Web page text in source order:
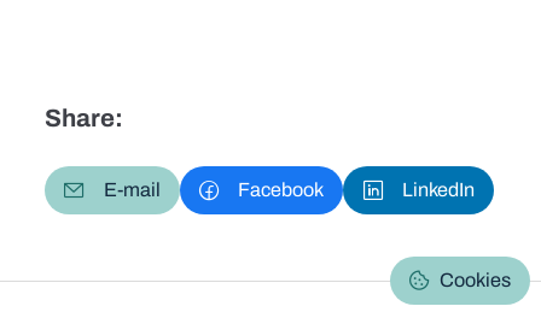
Share:
E-mail Facebook LinkedIn
Cookies